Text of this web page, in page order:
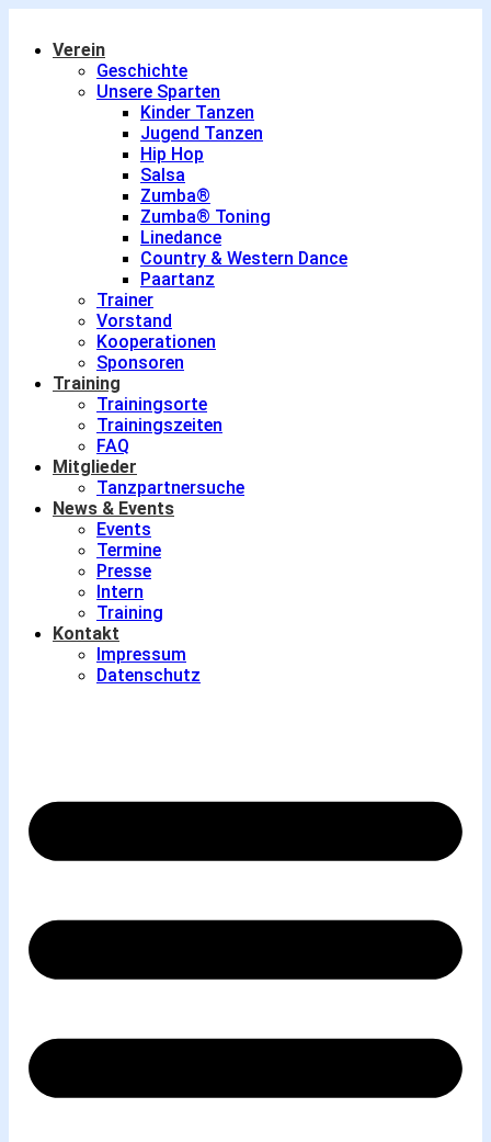
Verein
Geschichte
Unsere Sparten
Kinder Tanzen
Jugend Tanzen
Hip Hop
Salsa
Zumba®
Zumba® Toning
Linedance
Country & Western Dance
Paartanz
Trainer
Vorstand
Kooperationen
Sponsoren
Training
Trainingsorte
Trainingszeiten
FAQ
Mitglieder
Tanzpartnersuche
News & Events
Events
Termine
Presse
Intern
Training
Kontakt
Impressum
Datenschutz